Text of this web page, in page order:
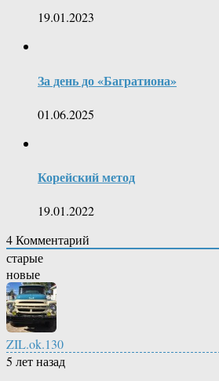
19.01.2023
За день до «Багратиона»
01.06.2025
Корейский метод
19.01.2022
4Комментарий
старые
новые
ZIL.ok.130
5 лет назад